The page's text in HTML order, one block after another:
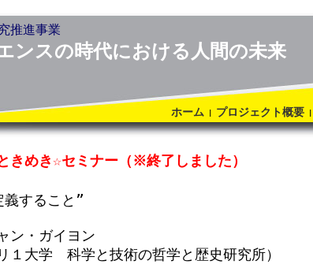
推進事業
ンスの時代における人間の未来
ホーム| プロジェクト概要|
きめき☆セミナー（※終了しました）
義すること”
ン・ガイヨン
大学 科学と技術の哲学と歴史研究所）